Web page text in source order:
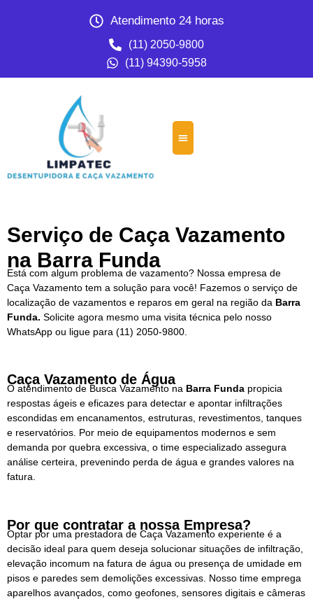
Atendimento 24 horas
(11) 2050-9800
(11) 94390-5958
Serviço de Caça Vazamento
na Barra Funda
Está com algum problema de vazamento? Nossa empresa de
Caça Vazamento tem a solução para você! Fazemos o serviço de
localização de vazamentos e reparos em geral na região da Barra
Funda. Solicite agora mesmo uma visita técnica pelo nosso
WhatsApp ou ligue para (11) 2050-9800.
Caça Vazamento de Água
O atendimento de Busca Vazamento na Barra Funda propicia
respostas ágeis e eficazes para detectar e apontar infiltrações
escondidas em encanamentos, estruturas, revestimentos, tanques
e reservatórios. Por meio de equipamentos modernos e sem
demanda por quebra excessiva, o time especializado assegura
análise certeira, prevenindo perda de água e grandes valores na
fatura.
Por que contratar a nossa Empresa?
Optar por uma prestadora de Caça Vazamento experiente é a
decisão ideal para quem deseja solucionar situações de infiltração,
elevação incomum na fatura de água ou presença de umidade em
pisos e paredes sem demolições excessivas. Nosso time emprega
aparelhos avançados, como geofones, sensores digitais e câmeras